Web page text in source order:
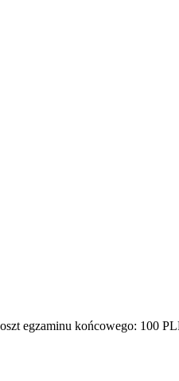
egzaminu końcowego: 100